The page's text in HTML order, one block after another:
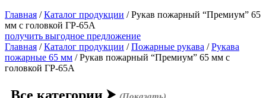
Главная /Каталог продукции /Рукав пожарный “Премиум” 65
мм с головкой ГР-65А
получить выгодное предложение
Главная /Каталог продукции /Пожарные рукава /Рукава
пожарные 65 мм / Рукав пожарный “Премиум” 65 мм с
головкой ГР-65А
⮞